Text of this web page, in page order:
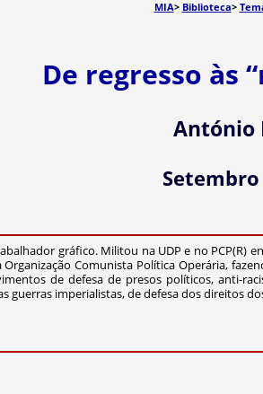
MIA> Biblioteca>
De regresso às
António
gráfico. Militou na UDP e no PCP(R)
Organização Comunista Política Operária,
de defesa de presos políticos, anti-
guerras imperialistas, de defesa dos direitos